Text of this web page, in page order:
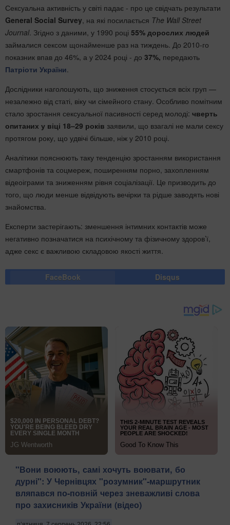
Сексуальна активність у світі падає - про це свідчать результати
General Social Survey, на які посилається The Wall Street
Journal. Згідно з даними, у 1990 році 55% дорослих людей
займалися сексом щонайменше раз на тиждень. До 2010-го
показник впав до 46%, а у 2024 році - до 37%, передають
Патріоти України.
Дослідники наголошують, що зниження стосується всіх груп —
незалежно від статі, віку чи сімейного стану. Особливо помітним
стало зростання сексуальної пасивності серед молоді: чверть
опитаних у віці 18–29 років заявили, що взагалі не мали сексу
протягом року, що удвічі більше, ніж у 2010 році.
Аналітики пояснюють таку тенденцію зростанням використання
смартфонів та соцмереж, поширенням порно, захопленням
відеоіграми та зниженням рівня соціалізації. Це призводить до
того, що люди менше відвідують вечірки та рідше заводять нові
знайомства.
Експерти застерігають: зменшення інтимних контактів може
негативно позначатися на психічному та фізичному здоров’ї,
адже секс є важливою складовою якості життя.
FaceBook Disqus
​"Вони воюють, самі хочуть воювати, бо
дурні": У Чернівцях "розумник"-маршрутник
вляпався по-повній через зневажливі слова
про захисників України (відео)